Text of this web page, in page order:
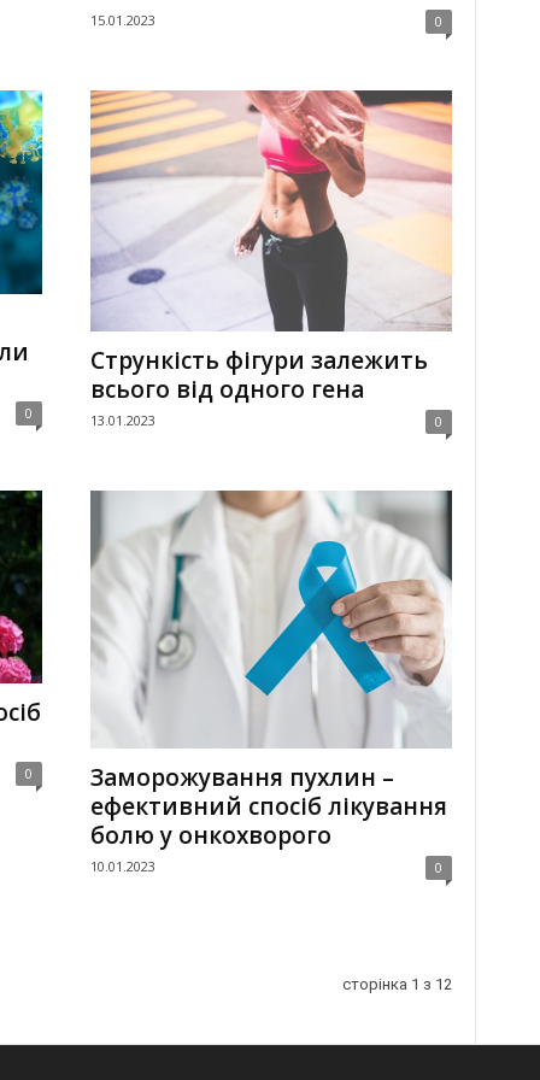
15.01.2023 0
0
Стрункість фігури залежить
всього від одного гена
13.01.2023 0
0
Заморожування пухлин –
ефективний спосіб лікування
болю у онкохворого
10.01.2023 0
сторінка 1 з 12